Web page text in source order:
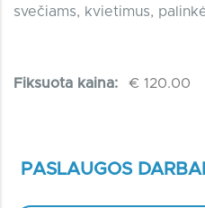
svečiams, kvietimus,
Fiksuota kaina: € 120.00
PASLAUGOS